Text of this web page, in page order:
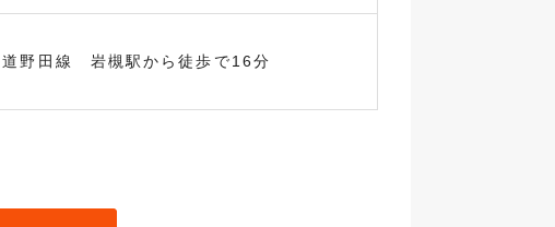
道野田線 岩槻駅から徒歩で16分